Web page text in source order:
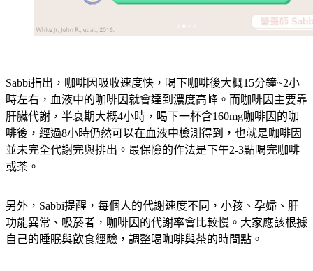
Sabbi指出，咖啡因吸收速度快，喝下咖啡後大概15分鐘~2小
時左右，血液中的咖啡因就會達到濃度高峰。而咖啡因主要靠
肝臟代謝，半衰期大概4小時，喝下一杯含160mg咖啡因的咖
啡後，經過8小時仍然可以在血液中檢測得到，也就是咖啡因
並未完全代謝完與排出。最保險的作法是下午2-3點喝完咖啡
或茶。
另外，Sabbi提醒，每個人的代謝速度不同，小孩、孕婦、肝
功能異常、吸菸者，咖啡因的代謝率會比較慢。大家應該根據
自己的睡眠與飲食經驗，調整喝咖啡與茶的時間點。